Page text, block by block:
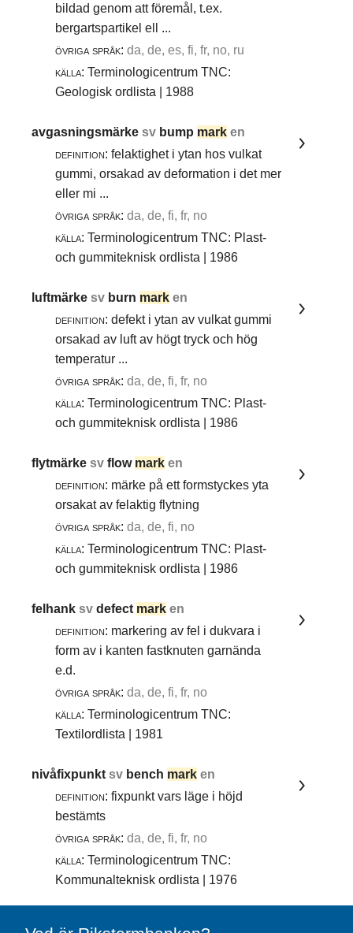
bildad genom att föremål, t.ex.
bergartspartikel ell ...
övriga språk: da, de, es, fi, fr, no, ru
källa: Terminologicentrum TNC:
Geologisk ordlista | 1988
avgasningsmärkesv bump mark en
definition: felaktighet i ytan hos vulkat
gummi, orsakad av deformation i det mer
eller mi ...
övriga språk: da, de, fi, fr, no
källa: Terminologicentrum TNC: Plast-
och gummiteknisk ordlista | 1986
luftmärkesv burn mark en
definition: defekt i ytan av vulkat gummi
orsakad av luft av högt tryck och hög
temperatur ...
övriga språk: da, de, fi, fr, no
källa: Terminologicentrum TNC: Plast-
och gummiteknisk ordlista | 1986
flytmärkesvflow mark en
definition: märke på ett formstyckes yta
orsakat av felaktig flytning
övriga språk: da, de, fi, no
källa: Terminologicentrum TNC: Plast-
och gummiteknisk ordlista | 1986
felhanksvdefect mark en
definition: markering av fel i dukvara i
form av i kanten fastknuten garnända
e.d.
övriga språk: da, de, fi, fr, no
källa: Terminologicentrum TNC:
Textilordlista | 1981
nivåfixpunktsv bench mark en
definition: fixpunkt vars läge i höjd
bestämts
övriga språk: da, de, fi, fr, no
källa: Terminologicentrum TNC:
Kommunalteknisk ordlista | 1976